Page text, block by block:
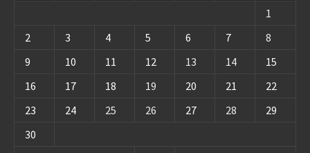
1
2
3 4 5 6 7
8
9
10 11 12 13 14
15
16
17 18 19 20 21
22
23
24 25 26 27 28
29
30